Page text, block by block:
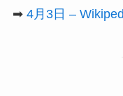
➡ 4月3日 –